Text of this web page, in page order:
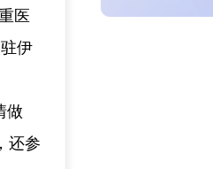
医
伊
做
还参